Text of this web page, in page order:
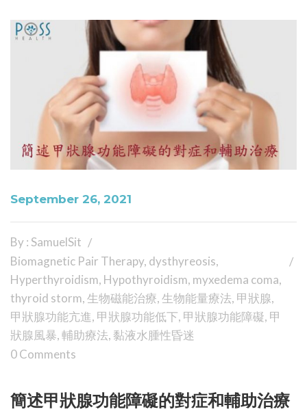
September 26, 2021
By : SamuelSit
Biomagnetic Pair Therapy, dysthyreosis,
Hyperthyroidism, Hypothyroidism, myxedema coma,
thyroid storm, 生物磁能治療, 生物能量療法, 甲狀腺,
甲狀腺功能亢進, 甲狀腺功能低下, 甲狀腺功能障礙, 甲
狀腺風暴,輔助療法, 黏液水腫性昏迷
0 Comments
簡述甲狀腺功能障礙的對症和輔助治療